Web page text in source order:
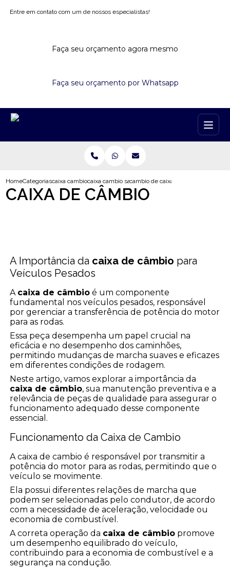
Entre em contato com um de nossos especialistas!
Faça seu orçamento agora mesmo
Faça seu orçamento por Whatsapp
HomeCategoriascaixa cambiocaixa cambio sao paulocambio de caixa valores itapecerica
CAIXA DE CÂMBIO
A Importância da caixa de câmbio para
Veículos Pesados
A caixa de câmbio é um componente
fundamental nos veículos pesados, responsável
por gerenciar a transferência de potência do motor
para as rodas.
Essa peça desempenha um papel crucial na
eficácia e no desempenho dos caminhões,
permitindo mudanças de marcha suaves e eficazes
em diferentes condições de rodagem.
Neste artigo, vamos explorar a importância da
caixa de câmbio, sua manutenção preventiva e a
relevância de peças de qualidade para assegurar o
funcionamento adequado desse componente
essencial.
Funcionamento da Caixa de Cambio
A caixa de cambio é responsável por transmitir a
potência do motor para as rodas, permitindo que o
veículo se movimente.
Ela possui diferentes relações de marcha que
podem ser selecionadas pelo condutor, de acordo
com a necessidade de aceleração, velocidade ou
economia de combustível.
A correta operação da caixa de câmbio promove
um desempenho equilibrado do veículo,
contribuindo para a economia de combustível e a
segurança na condução.